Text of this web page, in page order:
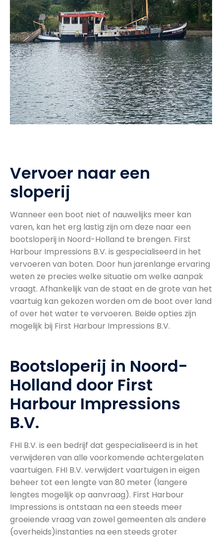
Vervoer naar een
sloperij
Wanneer een boot niet of nauwelijks meer kan
varen, kan het erg lastig zijn om deze naar een
bootsloperij in Noord-Holland te brengen. First
Harbour Impressions B.V. is gespecialiseerd in het
vervoeren van boten. Door hun jarenlange ervaring
weten ze precies welke situatie om welke aanpak
vraagt. Afhankelijk van de staat en de grote van het
vaartuig kan gekozen worden om de boot over land
of over het water te vervoeren. Beide opties zijn
mogelijk bij First Harbour Impressions B.V.
Bootsloperij in Noord-
Holland door First
Harbour Impressions
B.V.
FHI B.V. is een bedrijf dat gespecialiseerd is in het
verwijderen van alle voorkomende achtergelaten
vaartuigen. FHI B.V. verwijdert vaartuigen in eigen
beheer tot een lengte van 80 meter (langere
lengtes mogelijk op aanvraag). First Harbour
Impressions is ontstaan na een steeds meer
groeiende vraag van zowel gemeenten als andere
(overheids)instanties na een steeds groter